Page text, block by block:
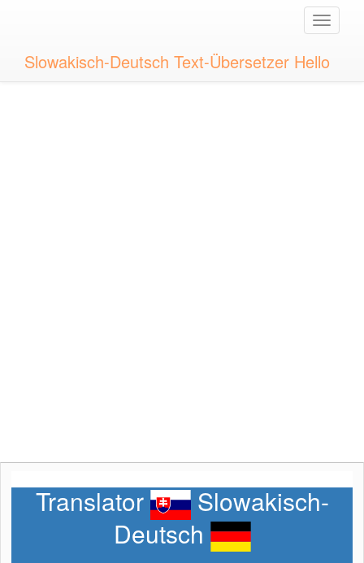
Toggle
Slowakisch-Deutsch Text-Übersetzer Hello
Translator
Slowakisch-
Deutsch